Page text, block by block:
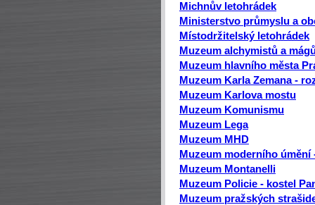
Michnův letohrádek
Ministerstvo průmyslu a
Místodržitelský letohrádek
Muzeum alchymistů a
Muzeum hlavního města
Muzeum Karla Zemana -
Muzeum Karlova mostu
Muzeum Komunismu
Muzeum Lega
Muzeum MHD
Muzeum moderního
Muzeum Montanelli
Muzeum Policie - kostel
Muzeum pražských